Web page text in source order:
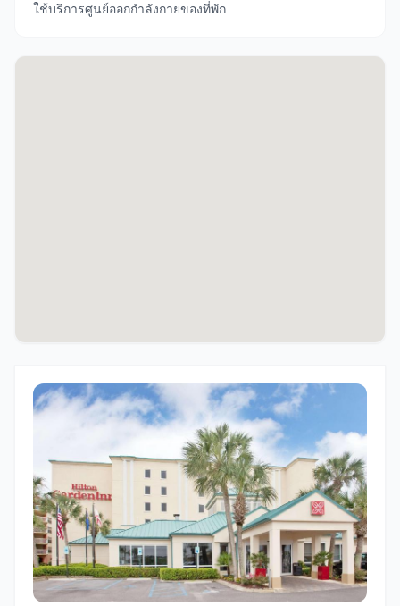
ใช้บริการศูนย์ออกกำลังกายของที่พัก